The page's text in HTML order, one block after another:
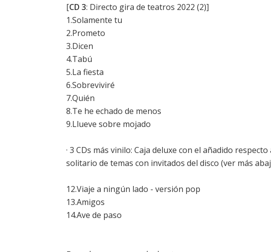
[CD 3: Directo gira de teatros 2022 (2)]
1.Solamente tu
2.Prometo
3.Dicen
4.Tabú
5.La fiesta
6.Sobreviviré
7.Quién
8.Te he echado de menos
9.Llueve sobre mojado
· 3 CDs más vinilo: Caja deluxe con el añadido
solitario de temas con invitados del disco (ver más
12.Viaje a ningún lado - versión pop
13.Amigos
14.Ave de paso